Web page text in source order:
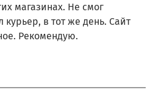
магазинах. Не смог
курьер, в тот же день. Сайт
Рекомендую.